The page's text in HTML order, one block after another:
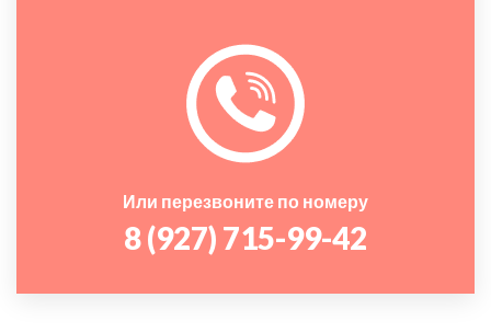
Или перезвоните по номеру
8 (927) 715-99-42